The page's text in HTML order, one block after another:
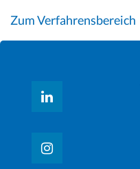
Zum Verfahrensbereich